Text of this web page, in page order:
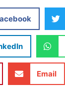
Email